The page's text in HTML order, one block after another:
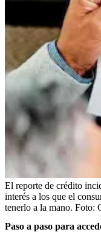
El reporte de crédito
interés a los que el
tenerlo a la mano. Foto:
Paso a paso para